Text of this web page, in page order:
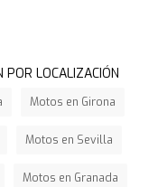
LOCALIZACIÓN
Motos en Girona
Motos en Sevilla
Motos en Granada